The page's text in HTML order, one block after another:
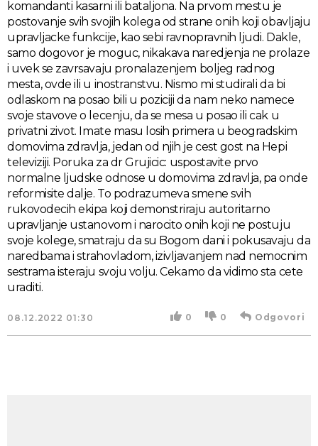
komandanti kasarni ili bataljona. Na prvom mestu je
postovanje svih svojih kolega od strane onih koji obavljaju
upravljacke funkcije, kao sebi ravnopravnih ljudi. Dakle,
samo dogovor je moguc, nikakava naredjenja ne prolaze
i uvek se zavrsavaju pronalazenjem boljeg radnog
mesta, ovde ili u inostranstvu. Nismo mi studirali da bi
odlaskom na posao bili u poziciji da nam neko namece
svoje stavove o lecenju, da se mesa u posao ili cak u
privatni zivot. Imate masu losih primera u beogradskim
domovima zdravlja, jedan od njih je cest gost na Hepi
televiziji. Poruka za dr Grujicic: uspostavite prvo
normalne ljudske odnose u domovima zdravlja, pa onde
reformisite dalje. To podrazumeva smene svih
rukovodecih ekipa koji demonstriraju autoritarno
upravljanje ustanovom i narocito onih koji ne postuju
svoje kolege, smatraju da su Bogom dani i pokusavaju da
naredbama i strahovladom, izivljavanjem nad nemocnim
sestrama isteraju svoju volju. Cekamo da vidimo sta cete
uraditi.
08.12.2022 01:30 0 0 Odgovori